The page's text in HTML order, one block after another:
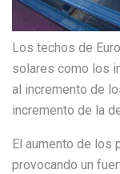
Los techos de
solares como los
al incremento de
incremento de la
El aumento de
provocando un